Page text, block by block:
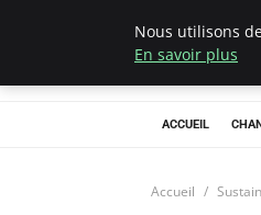
ACCUEIL
Accueil
Nous utilisons
En savoir plus